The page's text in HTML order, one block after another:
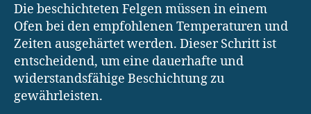
Die beschichteten Felgen müssen in einem
Ofen bei den empfohlenen Temperaturen und
Zeiten ausgehärtet werden. Dieser Schritt ist
entscheidend, um eine dauerhafte und
widerstandsfähige Beschichtung zu
gewährleisten.